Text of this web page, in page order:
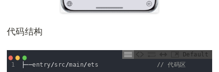
代码结构
Default
1
├──entry/src/main/ets
// 代码区